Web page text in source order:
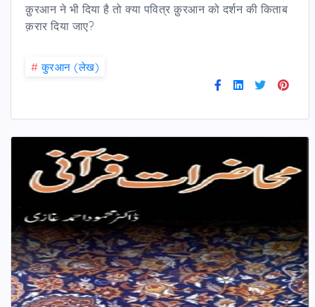
क़ुरआन ने भी दिया है तो क्या पवित्र क़ुरआन को दर्शन की किताब
क़रार दिया जाए?
# कु़रआन (लेख)